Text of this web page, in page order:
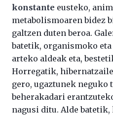
konstante eusteko,
metabolismoaren bidez
galtzen duten beroa.
batetik, organismoko
arteko aldeak eta,
Horregatik,
gero, ugaztunek neguko
beherakadari
nagusi ditu. Alde